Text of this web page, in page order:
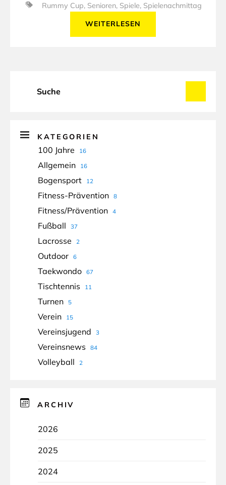
Rummy Cup, Senioren, Spiele, Spielenachmittag
WEITERLESEN
KATEGORIEN
100 Jahre 16
Allgemein 16
Bogensport 12
Fitness-Prävention 8
Fitness/Prävention 4
Fußball 37
Lacrosse 2
Outdoor 6
Taekwondo 67
Tischtennis 11
Turnen 5
Verein 15
Vereinsjugend 3
Vereinsnews 84
Volleyball 2
ARCHIV
2026
2025
2024